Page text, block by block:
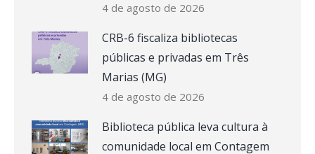
4 de agosto de 2026
CRB-6 fiscaliza bibliotecas
públicas e privadas em Três
Marias (MG)
4 de agosto de 2026
Biblioteca pública leva cultura à
comunidade local em Contagem